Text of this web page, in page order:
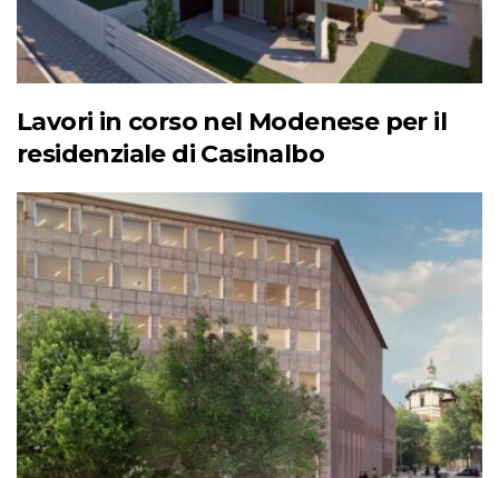
Lavori in corso nel Modenese per il
residenziale di Casinalbo